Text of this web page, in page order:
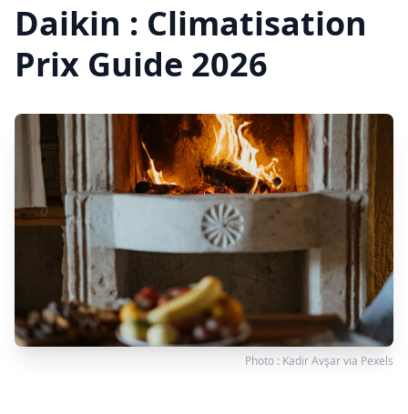
Daikin : Climatisation
Prix Guide 2026
Photo : Kadir Avşarvia Pexels